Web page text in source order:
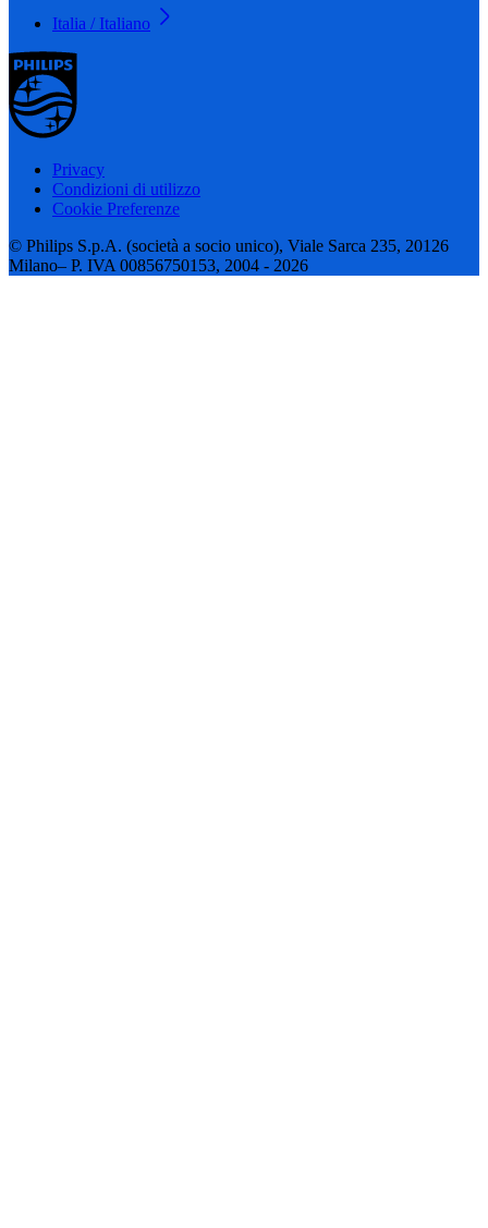
Italia / Italiano
Privacy
Condizioni di utilizzo
Cookie Preferenze
© Philips S.p.A. (società a socio unico), Viale Sarca 235, 20126
Milano– P. IVA 00856750153, 2004 - 2026